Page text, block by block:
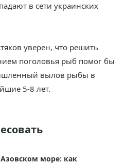
в сети украинских
уверен, что решить
поголовья рыб помог бы
вылов рыбы в
5-8 лет.
море: как